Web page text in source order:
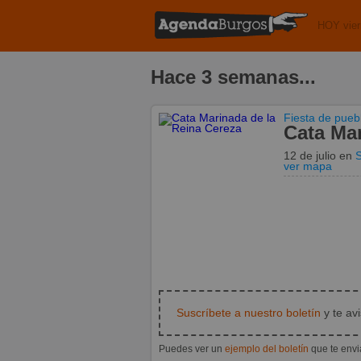
HOY
Hace 3 semanas...
Fiesta de
Cata
12 de julio en
ver mapa
Suscríbete a nuestro boletín y te
Puedes ver un ejemplo del boletín que te